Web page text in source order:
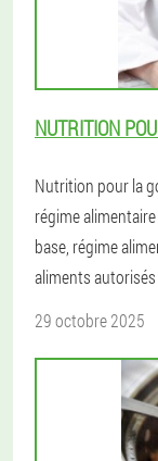
NUTRITION
Nutrition pour la
régime
base, régime
aliments
29 octobre 2025